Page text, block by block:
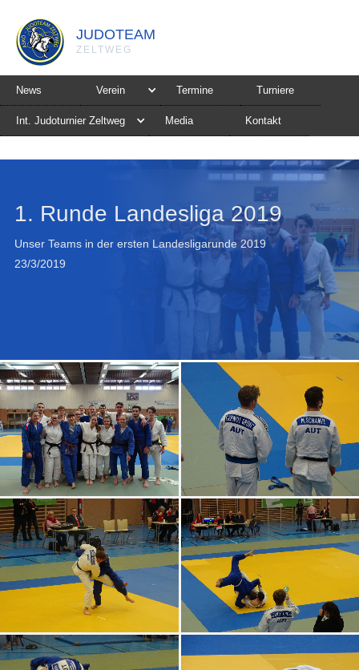
JUDOTEAM
ZELTWEG
News Verein Termine Turniere
Int. Judoturnier Zeltweg Media Kontakt
1. Runde Landesliga 2019
Unser Teams in der ersten Landesligarunde 2019
23/3/2019